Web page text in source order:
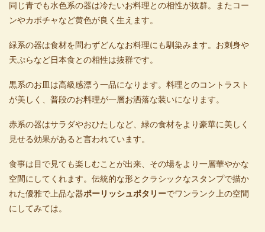
同じ青でも水色系の器は冷たいお料理との相性が抜群。またコー
ンやカボチャなど黄色が良く生えます。
緑系の器は食材を問わずどんなお料理にも馴染みます。お刺身や
天ぷらなど日本食との相性は抜群です。
黒系のお皿は高級感漂う一品になります。料理とのコントラスト
が美しく、普段のお料理が一層お洒落な装いになります。
赤系の器はサラダやおひたしなど、緑の食材をより豪華に美しく
見せる効果があると言われています。
食事は目で見ても楽しむことが出来、その場をより一層華やかな
空間にしてくれます。伝統的な形とクラシックなスタンプで描か
れた優雅で上品な器ポーリッシュポタリーでワンランク上の空間
にしてみては。